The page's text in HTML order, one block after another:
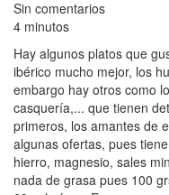
Sin comentarios
4 minutos
Hay algunos platos que
ibérico mucho mejor, los
embargo hay otros como
casquería,... que tienen
primeros, los amantes de
algunas ofertas, pues
hierro, magnesio, sales
nada de grasa pues 100